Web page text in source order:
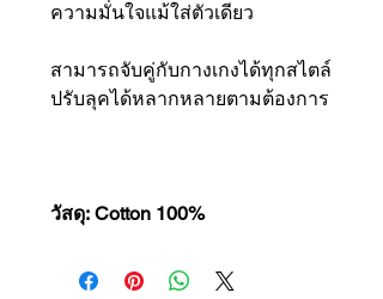
ความมั่นใจแม้ใส่ตัวเดียว
สามารถจับคู่กับกางเกงได้ทุกสไตล์
ปรับลุคได้หลากหลายตามต้องการ
วัสดุ: Cotton 100%